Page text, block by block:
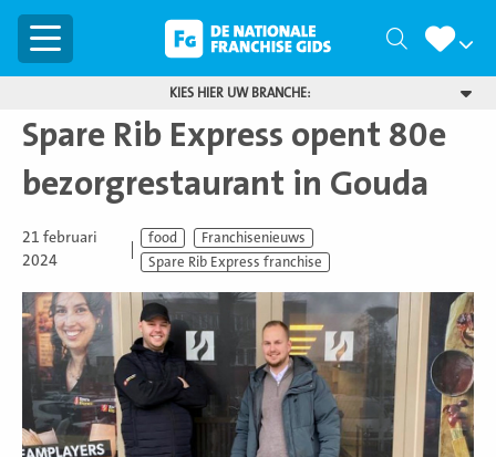
Menu Zoeken
KIES HIER UW BRANCHE:
Spare Rib Express opent 80e
bezorgrestaurant in Gouda
21 februari
2024
food
Franchisenieuws
Spare Rib Express franchise